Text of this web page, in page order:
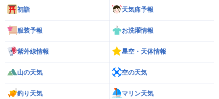
初詣 天気痛予報
服装予報 お洗濯情報
紫外線情報 星空・天体情報
山の天気 空の天気
釣り天気 マリン天気